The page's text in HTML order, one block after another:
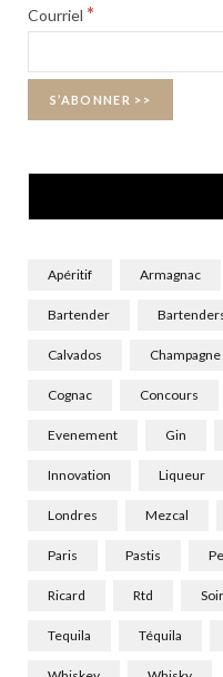
Courriel *
Apéritif Armagnac
Bartender
Calvados Champagne
Cognac Concours
Evenement Gin
Innovation Liqueur
Londres Mezcal
Paris Pastis
Ricard Rtd
Tequila Téquila